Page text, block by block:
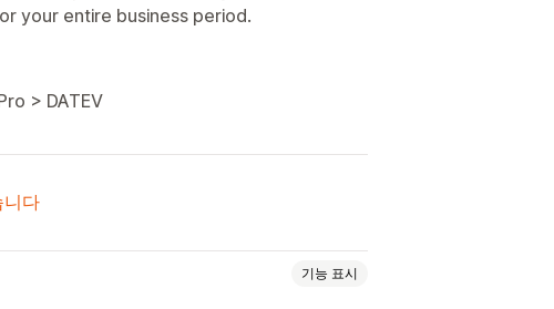
your entire business period.
> DATEV
니다
기능 표시